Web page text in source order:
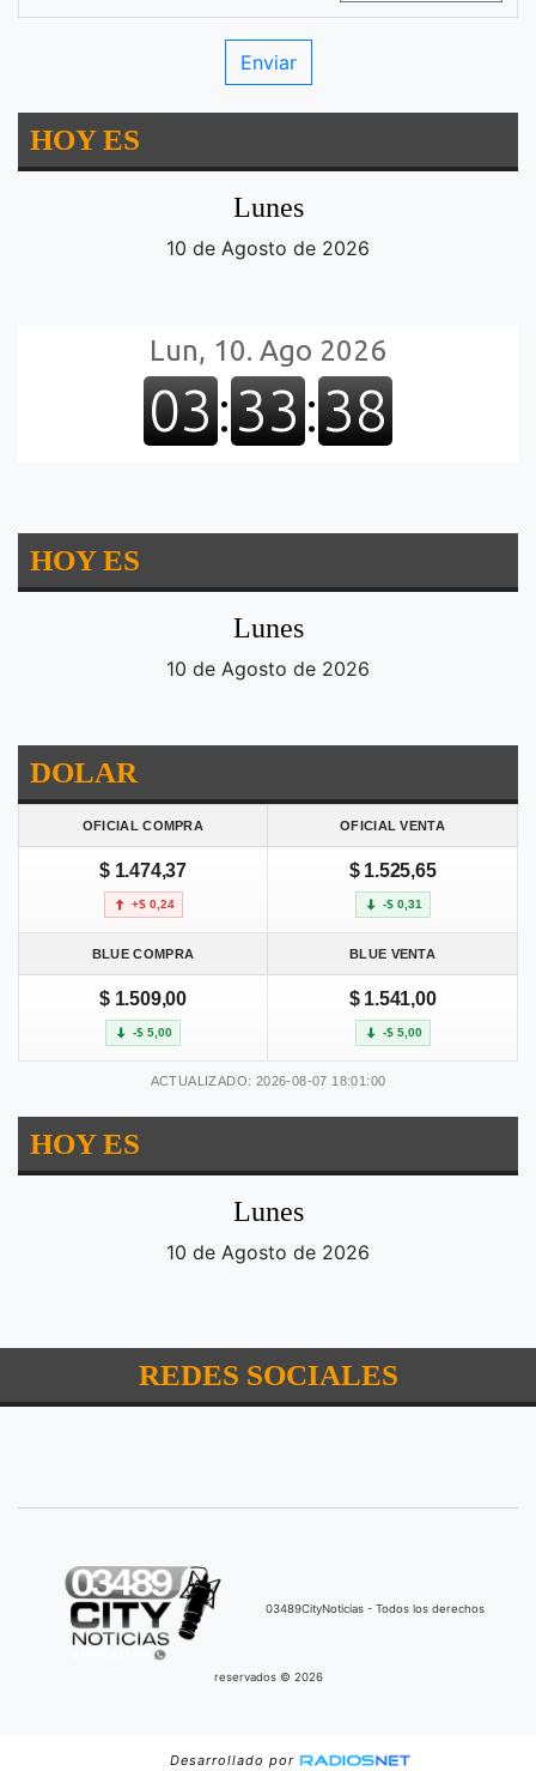
HOY ES
Lunes
10 de Agosto de 2026
HOY ES
Lunes
10 de Agosto de 2026
DOLAR
OFICIAL COMPRA OFICIAL VENTA
$ 1.474,37
+$ 0,24
$ 1.525,65
-$ 0,31
BLUE COMPRA BLUE VENTA
$ 1.509,00
-$ 5,00
$ 1.541,00
-$ 5,00
ACTUALIZADO: 2026-08-07 18:01:00
HOY ES
Lunes
10 de Agosto de 2026
REDES SOCIALES
03489CityNoticias - Todos los derechos
reservados © 2026
Desarrollado por